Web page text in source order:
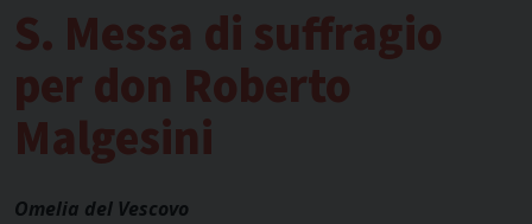
S. Messa di suffragio
per don Roberto
Malgesini
Omelia del Vescovo